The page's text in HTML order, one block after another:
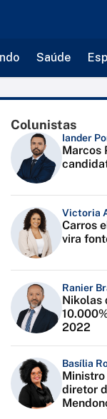
Saúde
Colunistas
Iander
Marcos
Victoria
Carros
vira
Ranier
Nikolas
2022
Basília
diretor